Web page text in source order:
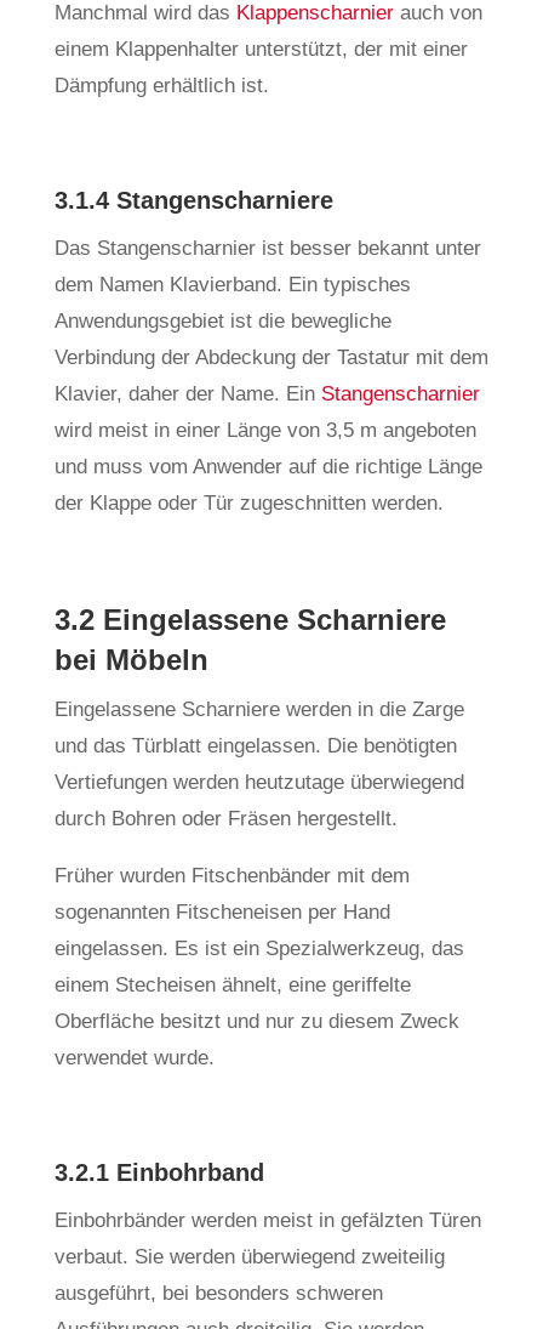
Manchmal wird das Klappenscharnierauch von
einem Klappenhalter unterstützt, der mit einer
Dämpfung erhältlich ist.
3.1.4 Stangenscharniere
Das Stangenscharnier ist besser bekannt unter
dem Namen Klavierband. Ein typisches
Anwendungsgebiet ist die bewegliche
Verbindung der Abdeckung der Tastatur mit dem
Klavier, daher der Name. Ein Stangenscharnier
wird meist in einer Länge von 3,5 m angeboten
und muss vom Anwender auf die richtige Länge
der Klappe oder Tür zugeschnitten werden.
3.2 Eingelassene Scharniere
bei Möbeln
Eingelassene Scharniere werden in die Zarge
und das Türblatt eingelassen. Die benötigten
Vertiefungen werden heutzutage überwiegend
durch Bohren oder Fräsen hergestellt.
Früher wurden Fitschenbänder mit dem
sogenannten Fitscheneisen per Hand
eingelassen. Es ist ein Spezialwerkzeug, das
einem Stecheisen ähnelt, eine geriffelte
Oberfläche besitzt und nur zu diesem Zweck
verwendet wurde.
3.2.1 Einbohrband
Einbohrbänder werden meist in gefälzten Türen
verbaut. Sie werden überwiegend zweiteilig
ausgeführt, bei besonders schweren